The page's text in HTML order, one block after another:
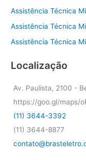
Assistência Técnica
Assistência Técnica
Assistência Técnica
Localização
Av. Paulista, 2100 -
https://goo.gl/maps/
(11) 3644-3392
(11) 3644-8877